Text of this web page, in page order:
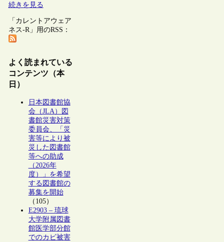
続きを見る
「カレントアウェア
ネス-R」用のRSS：
よく読まれている
コンテンツ（本
日）
日本図書館協
会（JLA）図
書館災害対策
委員会、「災
害等により被
災した図書館
等への助成
（2026年
度）」を希望
する図書館の
募集を開始
（105）
E2903 – 琉球
大学附属図書
館医学部分館
でのカビ被害